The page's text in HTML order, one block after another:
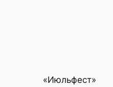
«Июльфест»